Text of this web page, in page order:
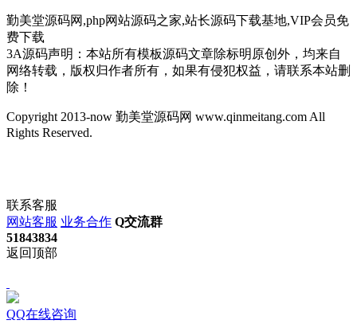
勤美堂源码网,php网站源码之家,站长源码下载基地,VIP会员免
费下载
3A源码声明：本站所有模板源码文章除标明原创外，均来自
网络转载，版权归作者所有，如果有侵犯权益，请联系本站删
除！
Copyright 2013-now 勤美堂源码网 www.qinmeitang.com All
Rights Reserved.
联系客服
网站客服 业务合作 Q交流群
51843834
返回顶部
QQ在线咨询